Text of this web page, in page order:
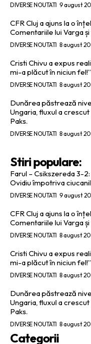
DIVERSE NOUTATI 9 august
CFR Cluj a ajuns la o
Comentariile lui Varga
DIVERSE NOUTATI 8 august
Cristi Chivu a expus
mi-a plăcut în niciun fel!”
DIVERSE NOUTATI 8 august
Dunărea păstrează
Ungaria, fluxul a
Paks.
DIVERSE NOUTATI 8 august
Stiri populare:
Farul – Csikszereda 3-
Ovidiu împotriva
DIVERSE NOUTATI 9 august
CFR Cluj a ajuns la o
Comentariile lui Varga
DIVERSE NOUTATI 8 august
Cristi Chivu a expus
mi-a plăcut în niciun fel!”
DIVERSE NOUTATI 8 august
Dunărea păstrează
Ungaria, fluxul a
Paks.
DIVERSE NOUTATI 8 august
Categorii